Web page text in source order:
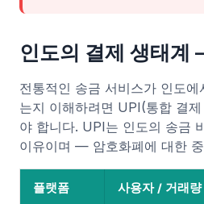
인도의 결제 생태계
전통적인 송금 서비스가 인도
는지 이해하려면 UPI(통합 결
야 합니다. UPI는 인도의 송금
이유이며 — 암호화폐에 대한
플랫폼 사용자 / 거래량